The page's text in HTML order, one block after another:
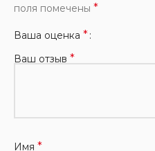
поля помечены *
Ваша оценка *
Ваш отзыв *
Имя *